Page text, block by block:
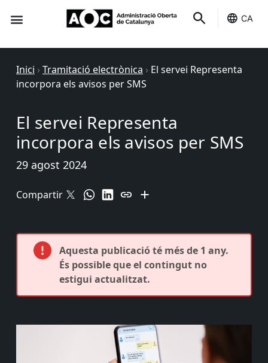
CA
Inici › Tramitació electrònica › El servei Representa
incorpora els avisos per SMS
El servei Representa
incorpora els avisos per SMS
29 agost 2024
Compartir
Aquesta publicació té més de 1 any.
És possible que el contingut no
estigui actualitzat.